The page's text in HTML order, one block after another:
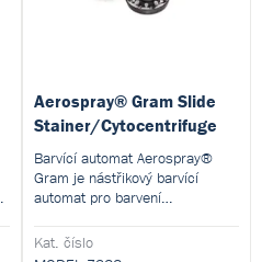
Aerospray® Gram Slide
Stainer/Cytocentrifuge
Barvící automat Aerospray®
Gram je nástřikový barvící
automat pro barvení
Grama.
Při zakoupení speciálního rotoru
Kat. číslo